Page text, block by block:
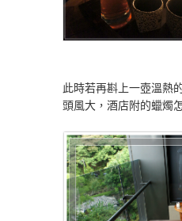
此時若再斟上一壺溫熱
頭風大，酒店附的蠟燭